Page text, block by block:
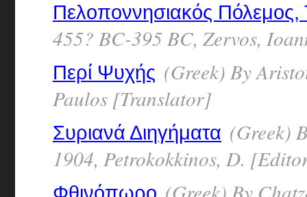
Πελοποννησιακός Πόλεμος,
455? BC-395 BC, Zervos,
Περί Ψυχής (Greek) By
Paulos [Translator]
Συριανά Διηγήματα (Greek)
1904, Petrokokkinos, D.